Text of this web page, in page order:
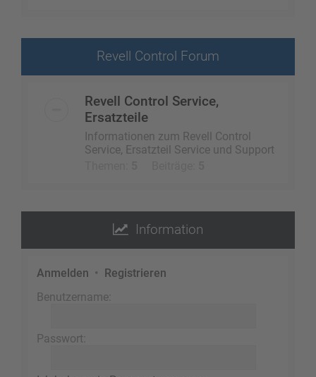
Revell Control Forum
Revell Control Service,
Ersatzteile
Informationen zum Revell Control
Service, Ersatzteil Service und Support
Information
Anmelden • Registrieren
Benutzername:
Passwort: